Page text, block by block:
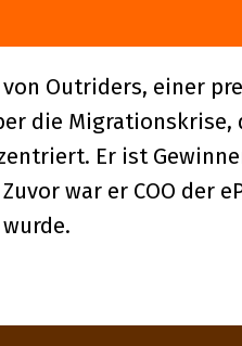
Outriders, einer
die
Er ist
war er COO der